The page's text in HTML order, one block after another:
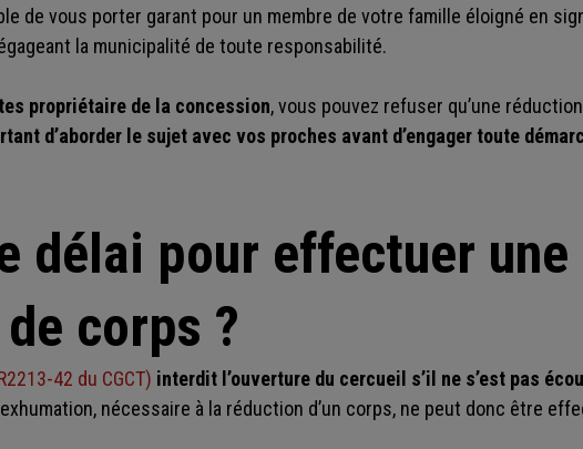
de vous porter garant pour un membre de votre famille éloigné en
la municipalité de toute responsabilité.
propriétaire de la concession, vous pouvez refuser qu’une
d’aborder le sujet avec vos proches avant d’engager toute
délai pour effectuer une
corps ?
42 du CGCT) interdit l’ouverture du cercueil s’il ne s’est pas
nécessaire à la réduction d’un corps, ne peut donc être